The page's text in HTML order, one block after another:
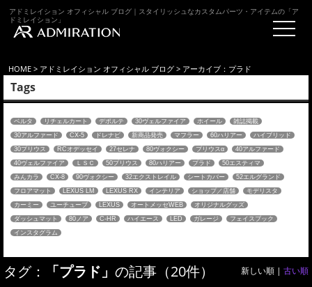
アドミレイション オフィシャル ブログ｜スタイリッシュなカスタムパーツ・アイテムの「ア
ドミレイション」
HOME > アドミレイション オフィシャル ブログ > アーカイブ：プラド
Tags
ベルタ リチェルカート デポルテ 30ヴェルファイア ホイール
雑誌掲載
30アルファード
CX-5 ドレナビ 新商品発売 マフラー 60ハリアー
ハイブリッド
30プリウス
RCオデッセイ 27セレナ 80ヴォクシー プリウスα
40アルファード
40ヴェルファイア
ＬＳＣ 50プリウス 80ハリアー プラド
50エスティマ
みんカラ
CX-8 90ヴォクシー 32エクストレイル シートカバー
52エルグランド
フロアマット
LEXUS LM LEXUS RX インテリア ショップ／店舗
モデリスタ
カーミー
ユーチューブ LEXUS オートメッセWEB
オリジナルグッズ
ダッシュマット
80ノア C-HR ハイエース LED ガレージ
フェイスブック
インスタグラム
タグ： 「プラド」 の記事（20件） 新しい順 | 古い順